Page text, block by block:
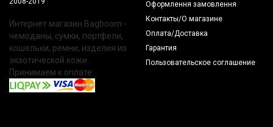
Интернет магазин Bagboom -
чемоданы, сумки, портфели,
кошельки, ремни, изделия из
экзотической кожи.
Принимаем к оплате:
Оформлення замовлення
Контакты/О магазине
Оплата/Доставка
Гарантия
Пользовательское соглашение